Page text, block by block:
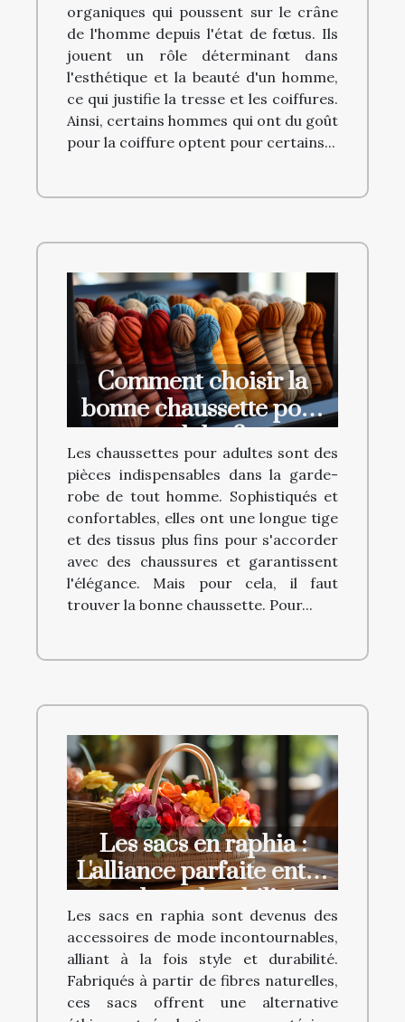
organiques qui poussent sur le crâne
de l'homme depuis l'état de fœtus. Ils
jouent un rôle déterminant dans
l'esthétique et la beauté d'un homme,
ce qui justifie la tresse et les coiffures.
Ainsi, certains hommes qui ont du goût
pour la coiffure optent pour certains...
Comment choisir la
bonne chaussette pour
adulte ?
Les chaussettes pour adultes sont des
pièces indispensables dans la garde-
robe de tout homme. Sophistiqués et
confortables, elles ont une longue tige
et des tissus plus fins pour s'accorder
avec des chaussures et garantissent
l'élégance. Mais pour cela, il faut
trouver la bonne chaussette. Pour...
Les sacs en raphia :
L'alliance parfaite entre
style et durabilité
Les sacs en raphia sont devenus des
accessoires de mode incontournables,
alliant à la fois style et durabilité.
Fabriqués à partir de fibres naturelles,
ces sacs offrent une alternative